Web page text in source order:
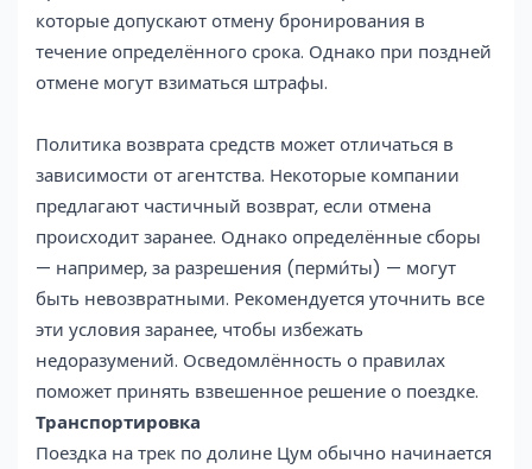
которые допускают отмену бронирования в
течение определённого срока. Однако при поздней
отмене могут взиматься штрафы.
Политика возврата средств может отличаться в
зависимости от агентства. Некоторые компании
предлагают частичный возврат, если отмена
происходит заранее. Однако определённые сборы
— например, за разрешения (перми́ты) — могут
быть невозвратными. Рекомендуется уточнить все
эти условия заранее, чтобы избежать
недоразумений. Осведомлённость о правилах
поможет принять взвешенное решение о поездке.
Транспортировка
Поездка на трек по долине Цум обычно начинается